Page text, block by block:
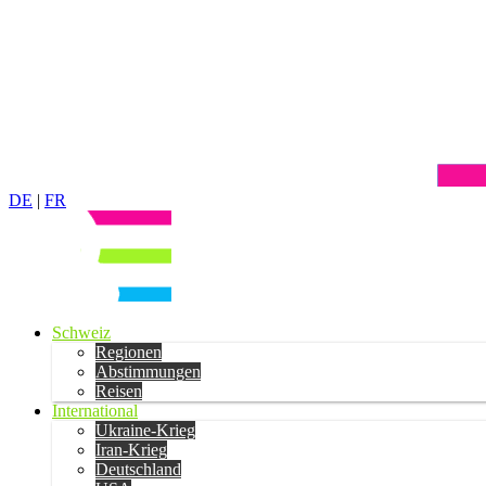
DE | FR
Schweiz
Regionen
Abstimmungen
Reisen
International
Ukraine-Krieg
Iran-Krieg
Deutschland